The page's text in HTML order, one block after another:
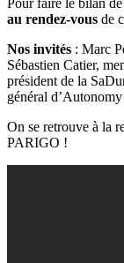
au rendez-vous de
Nos invités : Marc
Sébastien Catier,
président de la
général d’Autonomy
On se retrouve à la
PARIGO !